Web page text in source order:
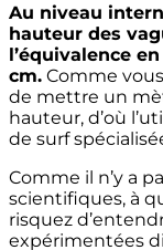
Au niveau
hauteur des
l’équivalence
cm. Comme
de mettre un
hauteur, d’où
de surf
Comme il n’y a
scientifiques, à
risquez
expérimentées